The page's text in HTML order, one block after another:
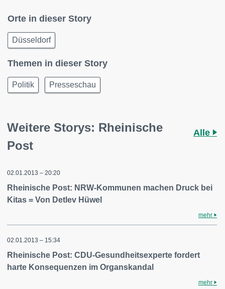
Orte in dieser Story
Düsseldorf
Themen in dieser Story
Politik Presseschau
Weitere Storys: Rheinische
Post
Alle
02.01.2013 – 20:20
Rheinische Post: NRW-Kommunen machen Druck bei
Kitas = Von Detlev Hüwel
mehr
02.01.2013 – 15:34
Rheinische Post: CDU-Gesundheitsexperte fordert
harte Konsequenzen im Organskandal
mehr